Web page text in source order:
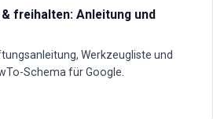
freihalten: Anleitung und
Werkzeugliste und
Schema für Google.